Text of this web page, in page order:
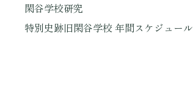
閑谷学校研究
特別史跡旧閑谷学校 年間スケジュール